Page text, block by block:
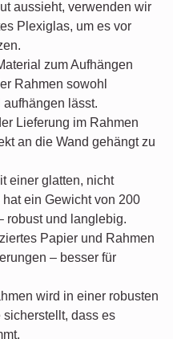
aussieht, verwenden wir
Plexiglas, um es vor
zum Aufhängen
Rahmen sowohl
lässt.
Lieferung im Rahmen
an die Wand gehängt zu
einer glatten, nicht
ein Gewicht von 200
robust und langlebig.
Papier und Rahmen
– besser für
wird in einer robusten
dass es